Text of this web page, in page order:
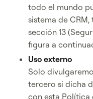
todo el mundo
sistema de
sección 13
figura a
Uso externo
Solo
tercero si dicha
con esta Política